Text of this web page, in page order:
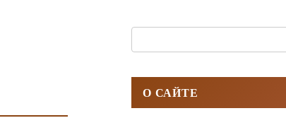
О САЙТЕ